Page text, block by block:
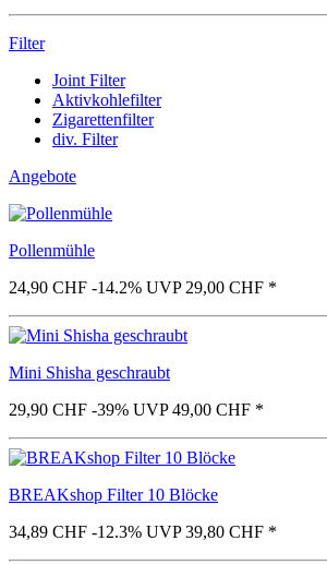
Filter
Joint Filter
Aktivkohlefilter
Zigarettenfilter
div. Filter
Angebote
Pollenmühle
24,90 CHF -14.2% UVP 29,00 CHF *
Mini Shisha geschraubt
29,90 CHF -39% UVP 49,00 CHF *
BREAKshop Filter 10 Blöcke
34,89 CHF -12.3% UVP 39,80 CHF *